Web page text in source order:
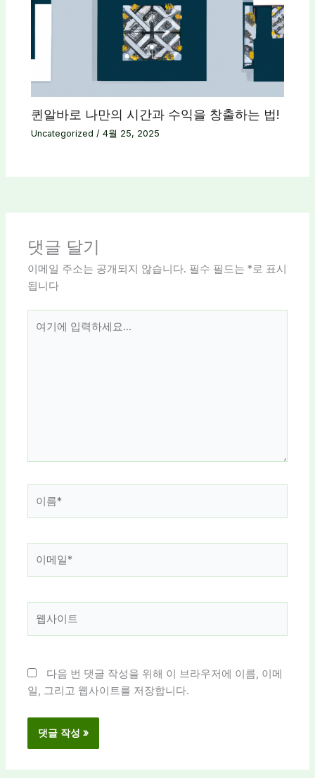
퀸알바로 나만의 시간과 수익을 창출하는 법!
Uncategorized /4월 25, 2025
댓글 달기
이메일 주소는 공개되지 않습니다. 필수 필드는*로 표시
됩니다
*
다음 번 댓글 작성을 위해 이 브라우저에 이름, 이메
일, 그리고 웹사이트를 저장합니다.